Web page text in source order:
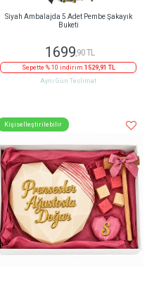
Siyah Ambalajda 5 Adet Pembe Şakayık
Buketi
1699,90 TL
Sepette % 10 indirim 1529,91 TL
Aynı Gün Teslimat
Kişiselleştirilebilir